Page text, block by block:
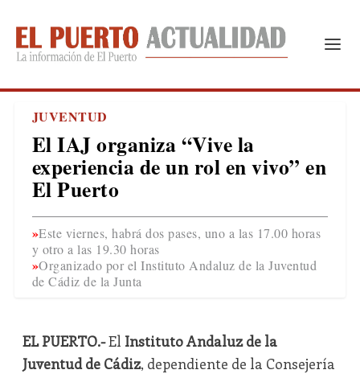
JUVENTUD
El IAJ organiza “Vive la
experiencia de un rol en vivo” en
El Puerto
Este viernes, habrá dos pases, uno a las 17.00 horas
y otro a las 19.30 horas
Organizado por el Instituto Andaluz de la Juventud
de Cádiz de la Junta
EL PUERTO.-El Instituto Andaluz de la
Juventud de Cádiz, dependiente de la Consejería